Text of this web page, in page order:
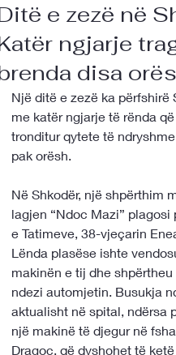
e zezë në
ngjarje
disa
Një ditë e zezë ka përfshirë
me katër ngjarje të rënda
tronditur qytete të
pak orësh.
Në Shkodër, një shpërthim
lagjen “Ndoc Mazi” plagosi
e Tatimeve, 38-vjeçarin
Lënda plasëse ishte
makinën e tij dhe shpërtheu
ndezi automjetin. Busukja
aktualisht në spital, ndërsa
një makinë të djegur në
Dragoç, që dyshohet të